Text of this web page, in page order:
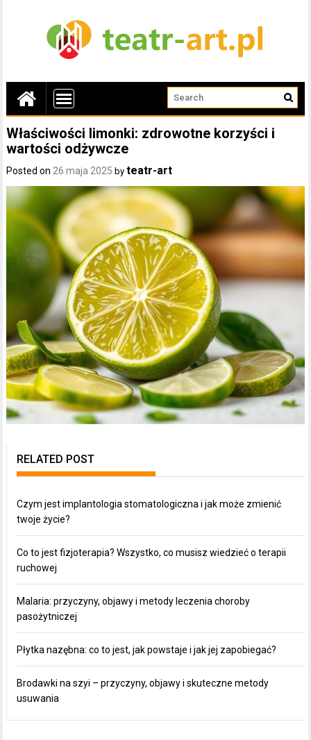
Właściwości limonki: zdrowotne korzyści i
wartości odżywcze
Posted on 26 maja 2025 byteatr-art
RELATED POST
Czym jest implantologia stomatologiczna i jak może zmienić
twoje życie?
Co to jest fizjoterapia? Wszystko, co musisz wiedzieć o terapii
ruchowej
Malaria: przyczyny, objawy i metody leczenia choroby
pasożytniczej
Płytka nazębna: co to jest, jak powstaje i jak jej zapobiegać?
Brodawki na szyi – przyczyny, objawy i skuteczne metody
usuwania